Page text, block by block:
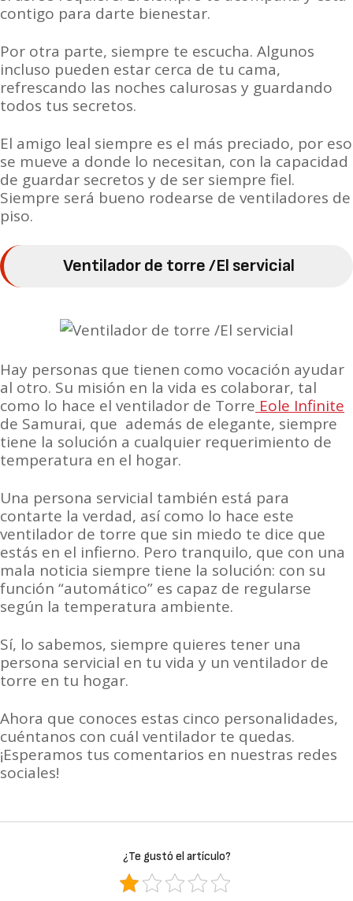
contigo para darte bienestar.
Por otra parte, siempre te escucha. Algunos
incluso pueden estar cerca de tu cama,
refrescando las noches calurosas y guardando
todos tus secretos.
El amigo leal siempre es el más preciado, por eso
se mueve a donde lo necesitan, con la capacidad
de guardar secretos y de ser siempre fiel.
Siempre será bueno rodearse de ventiladores de
piso.
Ventilador de torre /El servicial
Hay personas que tienen como vocación ayudar
al otro. Su misión en la vida es colaborar, tal
como lo hace el ventilador de Torre Eole Infinite
de Samurai, que además de elegante, siempre
tiene la solución a cualquier requerimiento de
temperatura en el hogar.
Una persona servicial también está para
contarte la verdad, así como lo hace este
ventilador de torre que sin miedo te dice que
estás en el infierno. Pero tranquilo, que con una
mala noticia siempre tiene la solución: con su
función “automático” es capaz de regularse
según la temperatura ambiente.
Sí, lo sabemos, siempre quieres tener una
persona servicial en tu vida y un ventilador de
torre en tu hogar.
Ahora que conoces estas cinco personalidades,
cuéntanos con cuál ventilador te quedas.
¡Esperamos tus comentarios en nuestras redes
sociales!
¿Te gustó el artículo?